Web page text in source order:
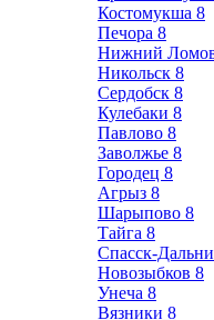
Костомукша 8
Печора 8
Нижний
Никольск 8
Сердобск 8
Кулебаки 8
Павлово 8
Заволжье 8
Городец 8
Агрыз 8
Шарыпово 8
Тайга 8
Спасск-
Новозыбков 8
Унеча 8
Вязники 8